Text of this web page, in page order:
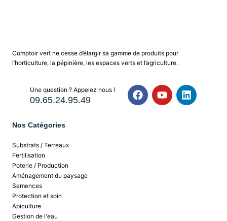
Comptoir vert ne cesse d’élargir sa gamme de produits pour
l’horticulture, la pépinière, les espaces verts et l’agriculture.
Une question ? Appelez nous !
09.65.24.95.49
Nos Catégories
Substrats / Terreaux
Fertilisation
Poterie / Production
Aménagement du paysage
Semences
Protection et soin
Apiculture
Gestion de l'eau